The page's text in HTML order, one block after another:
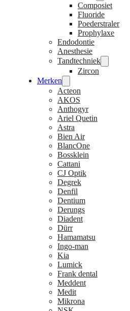
Composiet
Fluoride
Poederstraler
Prophylaxe
Endodontie
Anesthesie
Tandtechniek
Zircon
Merken
Acteon
AKOS
Anthogyr
Ariel Quetin
Astra
Bien Air
BlancOne
Bossklein
Cattani
CJ Optik
Degrek
Denfil
Dentium
Derungs
Diadent
Dürr
Hamamatsu
Ingo-man
Kia
Lumick
Frank dental
Meddent
Medit
Mikrona